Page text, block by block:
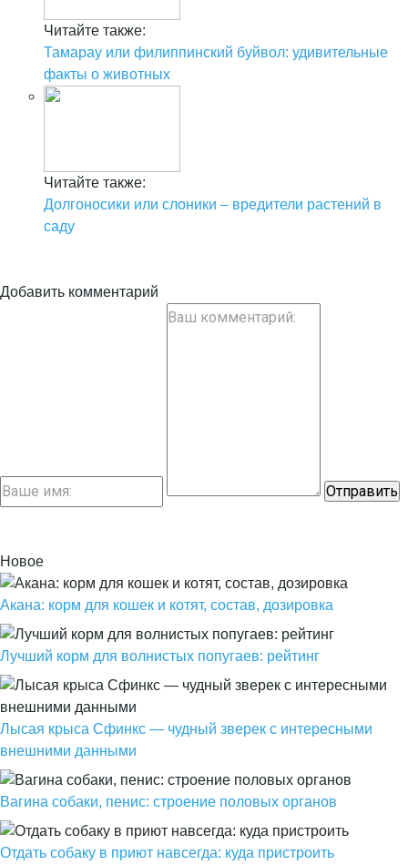
Читайте также:
Тамарау или филиппинский буйвол: удивительные
факты о животных
Читайте также:
Долгоносики или слоники – вредители растений в
саду
Добавить комментарий
Новое
Акана: корм для кошек и котят, состав, дозировка
Лучший корм для волнистых попугаев: рейтинг
Лысая крыса Сфинкс — чудный зверек с интересными
внешними данными
Вагина собаки, пенис: строение половых органов
Отдать собаку в приют навсегда: куда пристроить